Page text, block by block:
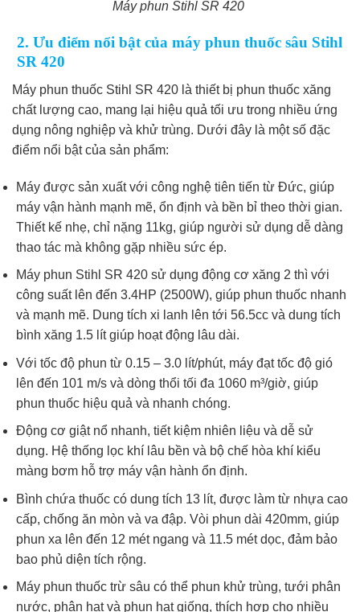
Máy phun Stihl SR 420
2. Ưu điểm nổi bật của máy phun thuốc sâu Stihl
SR 420
Máy phun thuốc Stihl SR 420 là thiết bị phun thuốc xăng
chất lượng cao, mang lại hiệu quả tối ưu trong nhiều ứng
dụng nông nghiệp và khử trùng. Dưới đây là một số đặc
điểm nổi bật của sản phẩm:
Máy được sản xuất với công nghệ tiên tiến từ Đức, giúp
máy vận hành mạnh mẽ, ổn định và bền bỉ theo thời gian.
Thiết kế nhẹ, chỉ nặng 11kg, giúp người sử dụng dễ dàng
thao tác mà không gặp nhiều sức ép.
Máy phun Stihl SR 420 sử dụng động cơ xăng 2 thì với
công suất lên đến 3.4HP (2500W), giúp phun thuốc nhanh
và mạnh mẽ. Dung tích xi lanh lên tới 56.5cc và dung tích
bình xăng 1.5 lít giúp hoạt động lâu dài.
Với tốc độ phun từ 0.15 – 3.0 lít/phút, máy đạt tốc độ gió
lên đến 101 m/s và dòng thổi tối đa 1060 m³/giờ, giúp
phun thuốc hiệu quả và nhanh chóng.
Động cơ giật nổ nhanh, tiết kiệm nhiên liệu và dễ sử
dụng. Hệ thống lọc khí lâu bền và bộ chế hòa khí kiểu
màng bơm hỗ trợ máy vận hành ổn định.
Bình chứa thuốc có dung tích 13 lít, được làm từ nhựa cao
cấp, chống ăn mòn và va đập. Vòi phun dài 420mm, giúp
phun xa lên đến 12 mét ngang và 11.5 mét dọc, đảm bảo
bao phủ diện tích rộng.
Máy phun thuốc trừ sâu có thể phun khử trùng, tưới phân
nước, phân hạt và phun hạt giống, thích hợp cho nhiều